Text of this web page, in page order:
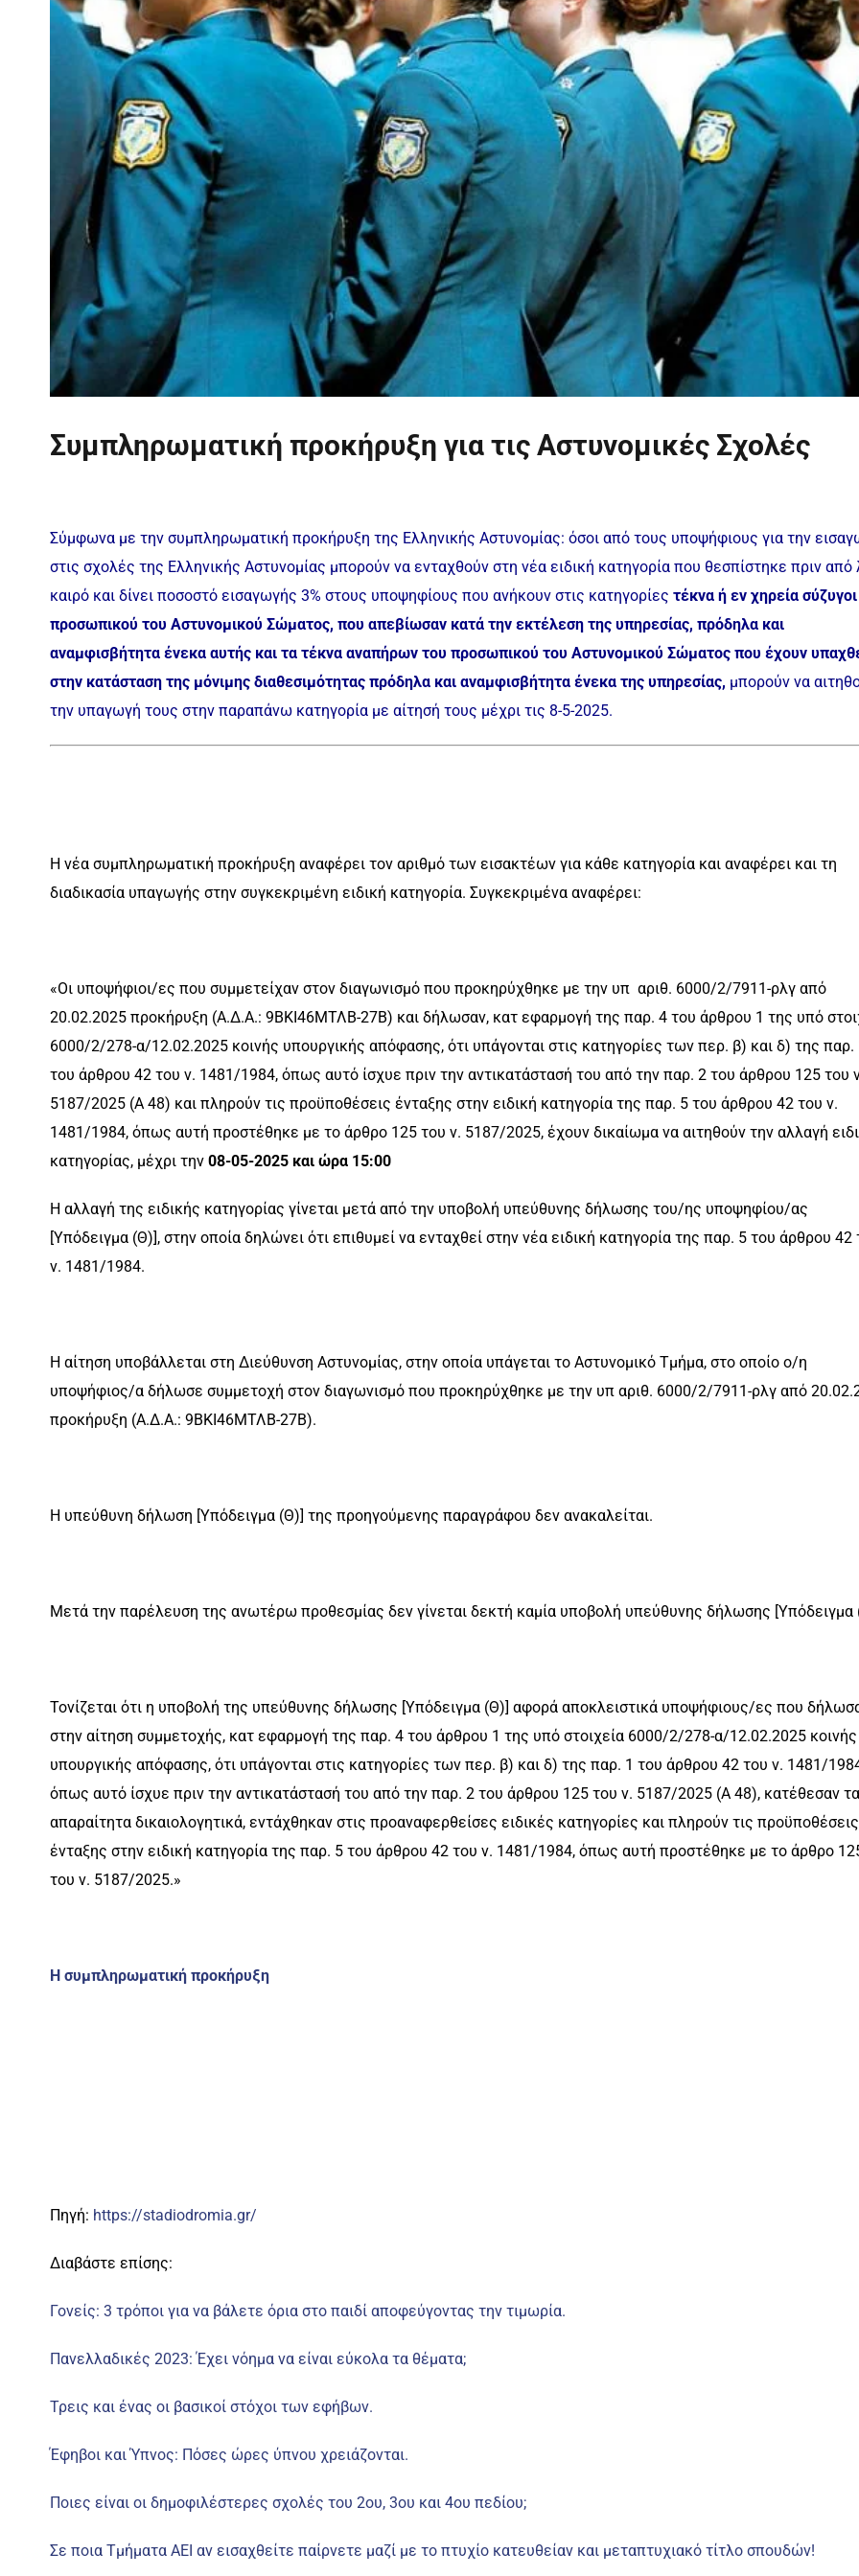
Συμπληρωματική προκήρυξη για τις Αστυνομικές Σχολές
Σύμφωνα με την συμπληρωματική προκήρυξη της Ελληνικής Αστυνομίας: όσοι από τους υποψήφιους για την
στις σχολές της Ελληνικής Αστυνομίας μπορούν να ενταχθούν στη νέα ειδική κατηγορία που θεσπίστηκε πριν από
καιρό και δίνει ποσοστό εισαγωγής 3% στους υποψηφίους που ανήκουν στις κατηγορίες τέκνα ή εν χηρεία
προσωπικού του Αστυνομικού Σώματος, που απεβίωσαν κατά την εκτέλεση της υπηρεσίας, πρόδηλα και
αναμφισβήτητα ένεκα αυτής και τα τέκνα αναπήρων του προσωπικού του Αστυνομικού Σώματος που έχουν
στην κατάσταση της μόνιμης διαθεσιμότητας πρόδηλα και αναμφισβήτητα ένεκα της υπηρεσίας, μπορούν να
την υπαγωγή τους στην παραπάνω κατηγορία με αίτησή τους μέχρι τις 8-5-2025.
Η νέα συμπληρωματική προκήρυξη αναφέρει τον αριθμό των εισακτέων για κάθε κατηγορία και αναφέρει και τη
διαδικασία υπαγωγής στην συγκεκριμένη ειδική κατηγορία. Συγκεκριμένα αναφέρει:
«Οι υποψήφιοι/ες που συμμετείχαν στον διαγωνισμό που προκηρύχθηκε με την υπ αριθ. 6000/2/7911-ρλγ από
20.02.2025 προκήρυξη (Α.Δ.Α.: 9ΒΚΙ46ΜΤΛΒ-27Β) και δήλωσαν, κατ εφαρμογή της παρ. 4 του άρθρου 1 της υπό
6000/2/278-α/12.02.2025 κοινής υπουργικής απόφασης, ότι υπάγονται στις κατηγορίες των περ. β) και δ) της παρ.
του άρθρου 42 του ν. 1481/1984, όπως αυτό ίσχυε πριν την αντικατάστασή του από την παρ. 2 του άρθρου 125 του
5187/2025 (Α 48) και πληρούν τις προϋποθέσεις ένταξης στην ειδική κατηγορία της παρ. 5 του άρθρου 42 του ν.
1481/1984, όπως αυτή προστέθηκε με το άρθρο 125 του ν. 5187/2025, έχουν δικαίωμα να αιτηθούν την αλλαγή
κατηγορίας, μέχρι την 08-05-2025 και ώρα 15:00
Η αλλαγή της ειδικής κατηγορίας γίνεται μετά από την υποβολή υπεύθυνης δήλωσης του/ης υποψηφίου/ας
[Υπόδειγμα (Θ)], στην οποία δηλώνει ότι επιθυμεί να ενταχθεί στην νέα ειδική κατηγορία της παρ. 5 του άρθρου 42
ν. 1481/1984.
Η αίτηση υποβάλλεται στη Διεύθυνση Αστυνομίας, στην οποία υπάγεται το Αστυνομικό Τμήμα, στο οποίο ο/η
υποψήφιος/α δήλωσε συμμετοχή στον διαγωνισμό που προκηρύχθηκε με την υπ αριθ. 6000/2/7911-ρλγ από
προκήρυξη (Α.Δ.Α.: 9ΒΚΙ46ΜΤΛΒ-27Β).
Η υπεύθυνη δήλωση [Υπόδειγμα (Θ)] της προηγούμενης παραγράφου δεν ανακαλείται.
Μετά την παρέλευση της ανωτέρω προθεσμίας δεν γίνεται δεκτή καμία υποβολή υπεύθυνης δήλωσης [Υπόδειγμα
Τονίζεται ότι η υποβολή της υπεύθυνης δήλωσης [Υπόδειγμα (Θ)] αφορά αποκλειστικά υποψήφιους/ες που
στην αίτηση συμμετοχής, κατ εφαρμογή της παρ. 4 του άρθρου 1 της υπό στοιχεία 6000/2/278-α/12.02.2025 κοινής
υπουργικής απόφασης, ότι υπάγονται στις κατηγορίες των περ. β) και δ) της παρ. 1 του άρθρου 42 του ν. 1481/
όπως αυτό ίσχυε πριν την αντικατάστασή του από την παρ. 2 του άρθρου 125 του ν. 5187/2025 (Α 48), κατέθεσαν τα
απαραίτητα δικαιολογητικά, εντάχθηκαν στις προαναφερθείσες ειδικές κατηγορίες και πληρούν τις προϋποθέσεις
ένταξης στην ειδική κατηγορία της παρ. 5 του άρθρου 42 του ν. 1481/1984, όπως αυτή προστέθηκε με το άρθρο
του ν. 5187/2025.»
Η συμπληρωματική προκήρυξη
Πηγή: https://stadiodromia.gr/
Διαβάστε επίσης:
Γονείς: 3 τρόποι για να βάλετε όρια στο παιδί αποφεύγοντας την τιμωρία.
Πανελλαδικές 2023: Έχει νόημα να είναι εύκολα τα θέματα;
Τρεις και ένας οι βασικοί στόχοι των εφήβων.
Έφηβοι και Ύπνος: Πόσες ώρες ύπνου χρειάζονται.
Ποιες είναι οι δημοφιλέστερες σχολές του 2ου, 3ου και 4ου πεδίου;
Σε ποια Τμήματα ΑΕΙ αν εισαχθείτε παίρνετε μαζί με το πτυχίο κατευθείαν και μεταπτυχιακό τίτλο σπουδών!